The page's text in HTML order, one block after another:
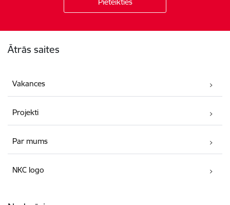
Ātrās saites
Vakances
Projekti
Par mums
NKC logo